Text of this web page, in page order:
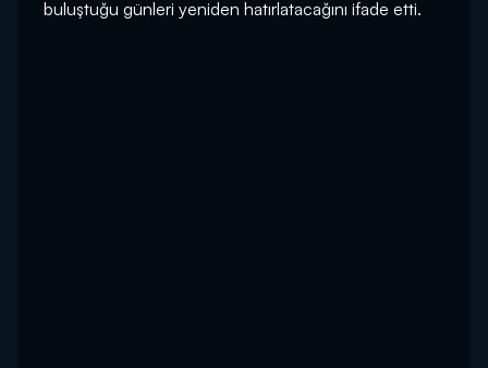
buluştuğu günleri yeniden hatırlatacağını ifade etti.